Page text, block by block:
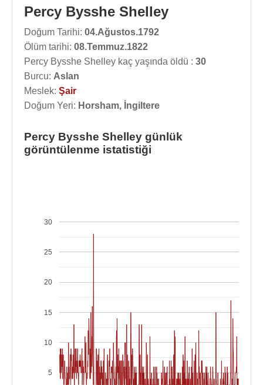
Percy Bysshe Shelley
Doğum Tarihi: 04.Ağustos.1792
Ölüm tarihi: 08.Temmuz.1822
Percy Bysshe Shelley kaç yaşında öldü : 30
Burcu: Aslan
Meslek: Şair
Doğum Yeri: Horsham, İngiltere
Percy Bysshe Shelley günlük
görüntülenme istatistiği
5
10
15
20
25
30